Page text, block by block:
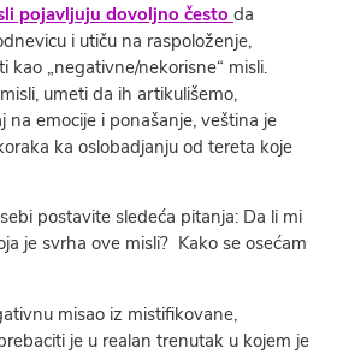
pojavljuju dovoljno često da
i utiču na raspoloženje,
kao „negativne/nekorisne“ misli.
umeti da ih artikulišemo,
na emocije i ponašanje, veština je
ka oslobadjanju od tereta koje
postavite sledeća pitanja: Da li mi
je svrha ove misli? Kako se osećam
misao iz mistifikovane,
je u realan trenutak u kojem je